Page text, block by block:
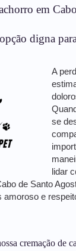
em
digna
A
se
lidar
de Santo
amoroso e
cremação de